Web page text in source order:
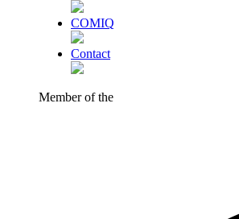
COMIQ
Contact
Member of the